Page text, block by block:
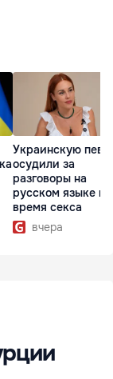
Украинскую
осудили за
разговоры на
русском языке во
время секса
вчера